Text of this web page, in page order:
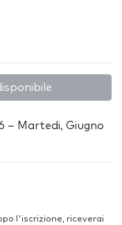
– Martedi, Giugno
l'iscrizione, riceverai